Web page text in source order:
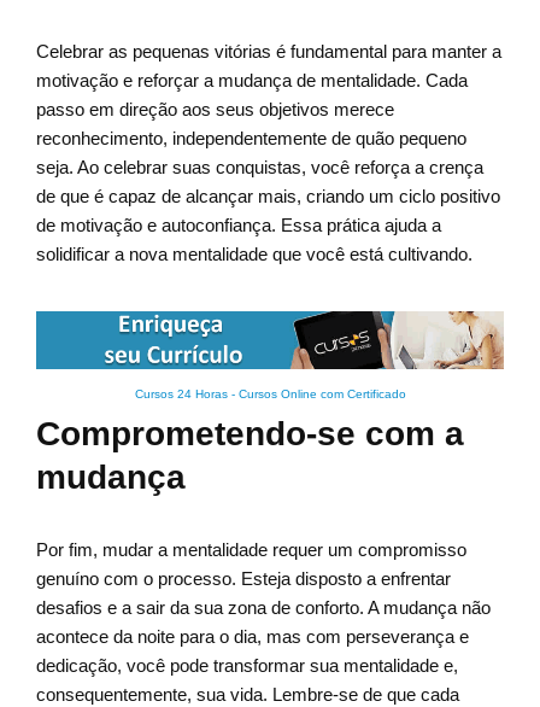
Celebrar as pequenas vitórias é fundamental para manter a
motivação e reforçar a mudança de mentalidade. Cada
passo em direção aos seus objetivos merece
reconhecimento, independentemente de quão pequeno
seja. Ao celebrar suas conquistas, você reforça a crença
de que é capaz de alcançar mais, criando um ciclo positivo
de motivação e autoconfiança. Essa prática ajuda a
solidificar a nova mentalidade que você está cultivando.
Cursos 24 Horas - Cursos Online com Certificado
Comprometendo-se com a
mudança
Por fim, mudar a mentalidade requer um compromisso
genuíno com o processo. Esteja disposto a enfrentar
desafios e a sair da sua zona de conforto. A mudança não
acontece da noite para o dia, mas com perseverança e
dedicação, você pode transformar sua mentalidade e,
consequentemente, sua vida. Lembre-se de que cada